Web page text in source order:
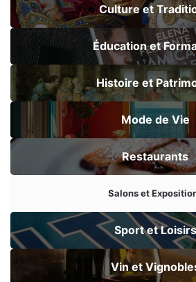
Culture et
Éducation et
Histoire et
Mode de Vie
Restaurants
Salons et
Sport et Loisirs
Vin et